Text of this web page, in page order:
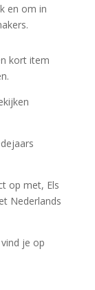
en om in
kort item
op met, Els
Nederlands
je op